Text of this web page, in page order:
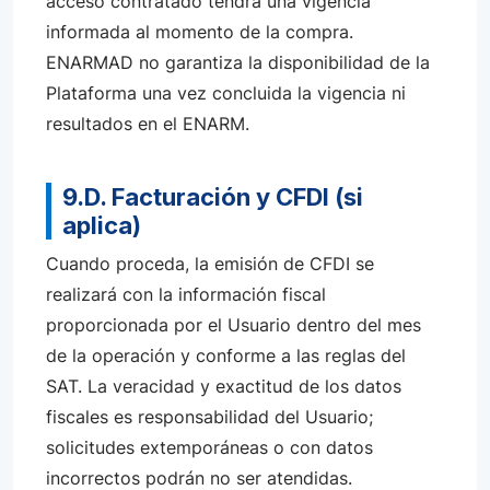
informada al momento de la compra.
ENARMAD no garantiza la disponibilidad de la
Plataforma una vez concluida la vigencia ni
resultados en el ENARM.
9.D. Facturación y CFDI (si
aplica)
Cuando proceda, la emisión de CFDI se
realizará con la información fiscal
proporcionada por el Usuario dentro del mes
de la operación y conforme a las reglas del
SAT. La veracidad y exactitud de los datos
fiscales es responsabilidad del Usuario;
solicitudes extemporáneas o con datos
incorrectos podrán no ser atendidas.